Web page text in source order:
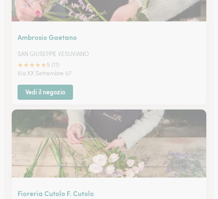
Ambrosio Gaetano
SAN GIUSEPPE VESUVIANO
★★★★★ 5 (11)
Via XX Settembre 57
Vedi il negozio
Fioreria Cutolo F. Cutolo